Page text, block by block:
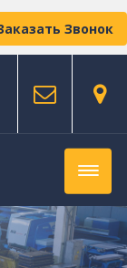
Звонок